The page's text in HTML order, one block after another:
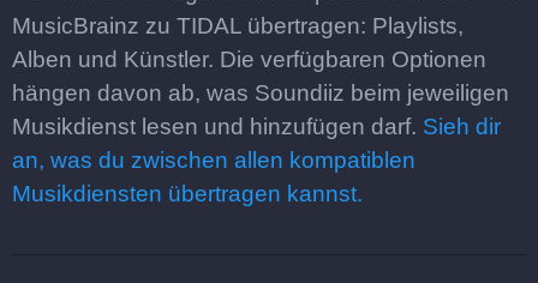
MusicBrainz zu TIDAL übertragen: Playlists,
Alben und Künstler. Die verfügbaren Optionen
hängen davon ab, was Soundiiz beim jeweiligen
Musikdienst lesen und hinzufügen darf. Sieh dir
an, was du zwischen allen kompatiblen
Musikdiensten übertragen kannst.